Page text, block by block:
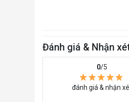
Đánh giá & Nhận xét
0/5
đánh giá & nhận